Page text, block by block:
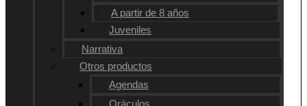
A partir de 8 años
Juveniles
Narrativa
Otros productos
Agendas
Oráculos